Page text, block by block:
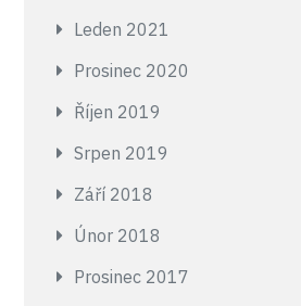
Leden 2021
Prosinec 2020
Říjen 2019
Srpen 2019
Září 2018
Únor 2018
Prosinec 2017